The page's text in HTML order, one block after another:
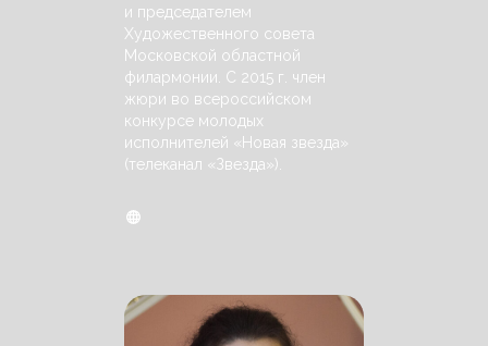
и председателем
Художественного совета
Московской областной
филармонии. С 2015 г. член
жюри во всероссийском
конкурсе молодых
исполнителей «Новая звезда»
(телеканал «Звезда»).